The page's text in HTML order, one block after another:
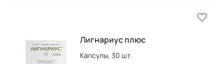
Лигнариус плюс
Капсулы, 30 шт.